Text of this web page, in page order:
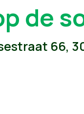
de
66,